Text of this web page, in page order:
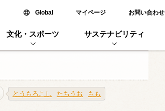
Global新しいウィンドウで開く
マイページ お問い合わせ
文化・スポーツ サステナビリティ
とうもろこし たちうお もも